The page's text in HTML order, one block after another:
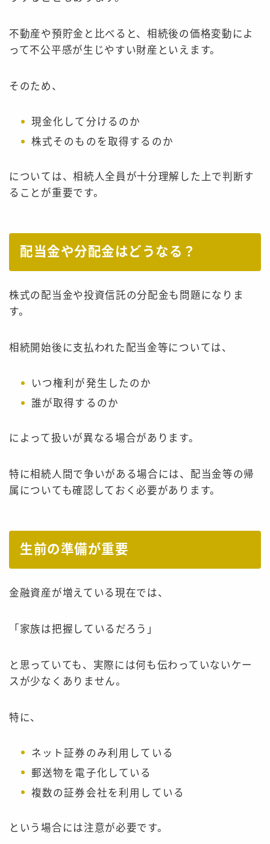
不動産や預貯金と比べると、相続後の価格変動によ
って不公平感が生じやすい財産といえます。
そのため、
現金化して分けるのか
株式そのものを取得するのか
については、相続人全員が十分理解した上で判断す
ることが重要です。
配当金や分配金はどうなる？
株式の配当金や投資信託の分配金も問題になりま
す。
相続開始後に支払われた配当金等については、
いつ権利が発生したのか
誰が取得するのか
によって扱いが異なる場合があります。
特に相続人間で争いがある場合には、配当金等の帰
属についても確認しておく必要があります。
生前の準備が重要
金融資産が増えている現在では、
「家族は把握しているだろう」
と思っていても、実際には何も伝わっていないケー
スが少なくありません。
特に、
ネット証券のみ利用している
郵送物を電子化している
複数の証券会社を利用している
という場合には注意が必要です。